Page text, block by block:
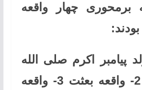
برمحوری چهار واقعه
پیامبر اکرم صلی ‌الله
‌عليه ‌وسلم 2- واقعه بعثت 3- واقعه